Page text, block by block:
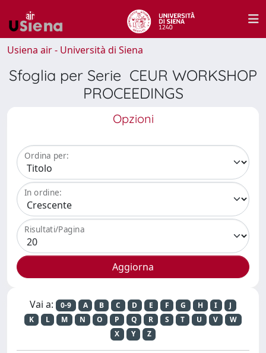
Usiena air - Università di Siena
Sfoglia per Serie CEUR WORKSHOP
PROCEEDINGS
Opzioni
Ordina per:
In ordine:
Risultati/Pagina
Vai a: 0-9 A B C D E F G H I
J
K
L M N O P Q R S T U V
W
X
Y Z